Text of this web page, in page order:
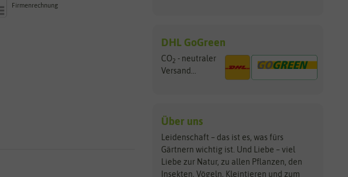
Firmenrechnung
DHL GoGreen
CO2 - neutraler
Versand...
Über uns
Leidenschaft – das ist es, was fürs
Gärtnern wichtig ist. Und Liebe – viel
Liebe zur Natur, zu allen Pflanzen, den
Insekten, Vögeln, Kleintieren und zum